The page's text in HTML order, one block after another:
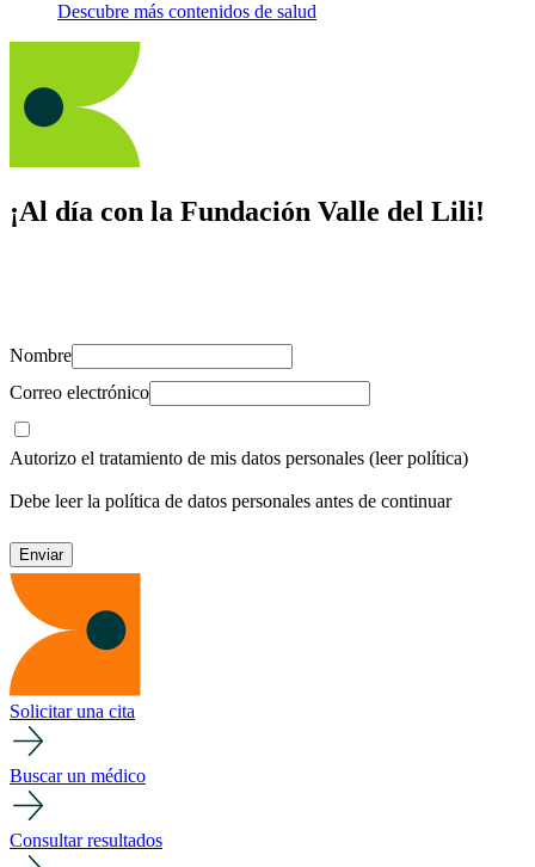
Descubre más contenidos de salud
¡Al día con la Fundación Valle del Lili!
Nombre
Correo electrónico
Autorizo el tratamiento de mis datos personales (leer política)
Debe leer la política de datos personales antes de continuar
Solicitar una cita
Buscar un médico
Consultar resultados